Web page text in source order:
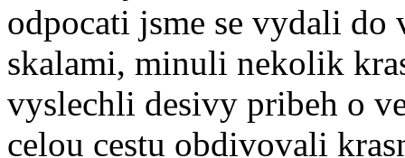
odpocati jsme se vydali
skalami, minuli nekolik
vyslechli desivy pribeh o
celou cestu obdivovali